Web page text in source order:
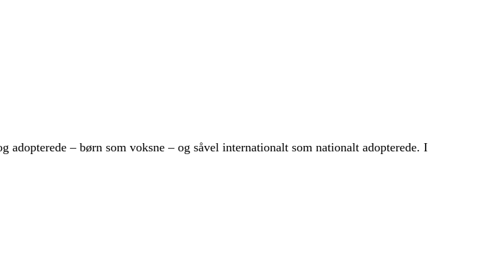
– børn som voksne – og såvel internationalt som nationalt adopterede. I